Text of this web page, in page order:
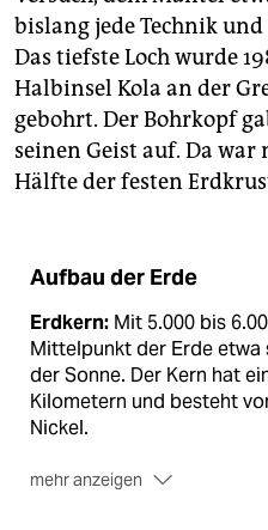
bislang jede Technik
Das tiefste Loch wurde
Halbinsel Kola an der
gebohrt. Der Bohrkopf
seinen Geist auf. Da
Hälfte der festen
Aufbau der Erde
Erdkern: Mit 5.000 bis
Mittelpunkt der Erde etwa
der Sonne. Der Kern hat
Kilometern und besteht
Nickel.
mehr anzeigen